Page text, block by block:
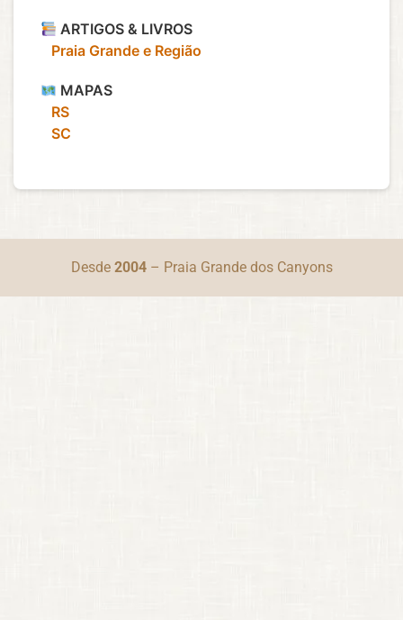
ARTIGOS & LIVROS
‎ ‎ ‎ Praia Grande e Região
MAPAS
‎ ‎ ‎ RS
‎ ‎ ‎ SC
Desde 2004– Praia Grande dos Canyons